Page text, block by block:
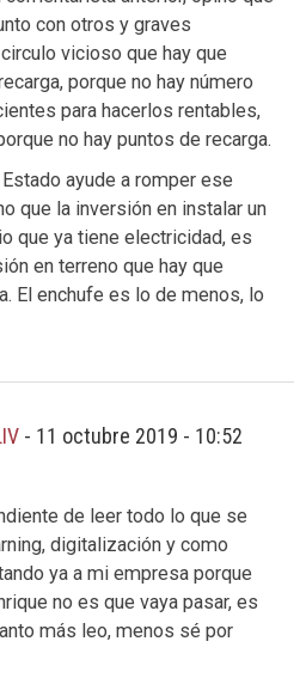
con otros y graves
vicioso que hay que
porque no hay número
para hacerlos rentables,
no hay puntos de recarga.
ayude a romper ese
que la inversión en instalar un
que ya tiene electricidad, es
en terreno que hay que
El enchufe es lo de menos, lo
- 11 octubre 2019 - 10:52
de leer todo lo que se
digitalización y como
ya a mi empresa porque
no es que vaya pasar, es
más leo, menos sé por